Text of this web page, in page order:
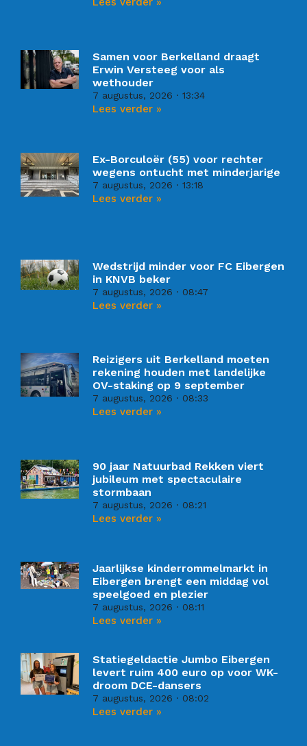
Samen voor Berkelland draagt
Erwin Versteeg voor als
wethouder
7 augustus, 2026 13:34
Lees verder »
Ex-Borculoër (55) voor rechter
wegens ontucht met minderjarige
7 augustus, 2026 13:18
Lees verder »
Wedstrijd minder voor FC Eibergen
in KNVB beker
7 augustus, 2026 08:47
Lees verder »
Reizigers uit Berkelland moeten
rekening houden met landelijke
OV-staking op 9 september
7 augustus, 2026 08:33
Lees verder »
90 jaar Natuurbad Rekken viert
jubileum met spectaculaire
stormbaan
7 augustus, 2026 08:21
Lees verder »
Jaarlijkse kinderrommelmarkt in
Eibergen brengt een middag vol
speelgoed en plezier
7 augustus, 2026 08:11
Lees verder »
Statiegeldactie Jumbo Eibergen
levert ruim 400 euro op voor WK-
droom DCE-dansers
7 augustus, 2026 08:02
Lees verder »